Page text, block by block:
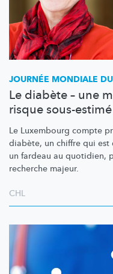
JOURNÉE MONDIALE
Le diabète – une
risque sous-estimé
Le Luxembourg compte
diabète, un chiffre qui est
un fardeau au quotidien,
recherche majeur.
CHL